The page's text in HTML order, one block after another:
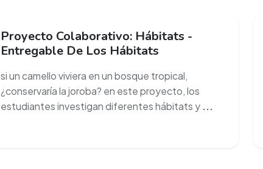
Proyecto Colaborativo: Hábitats -
Entregable De Los Hábitats
si un camello viviera en un bosque tropical,
¿conservaría la joroba? en este proyecto, los
estudiantes investigan diferentes hábitats y ...